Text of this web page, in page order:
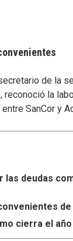
de la
reconoció la
SanCor y
las deudas
cierra el